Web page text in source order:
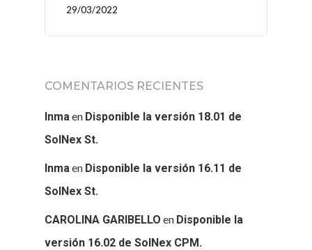
29/03/2022
COMENTARIOS RECIENTES
Inmaen Disponible la versión 18.01 de
SolNex St.
Inmaen Disponible la versión 16.11 de
SolNex St.
CAROLINA GARIBELLO en Disponible la
versión 16.02 de SolNex CPM.